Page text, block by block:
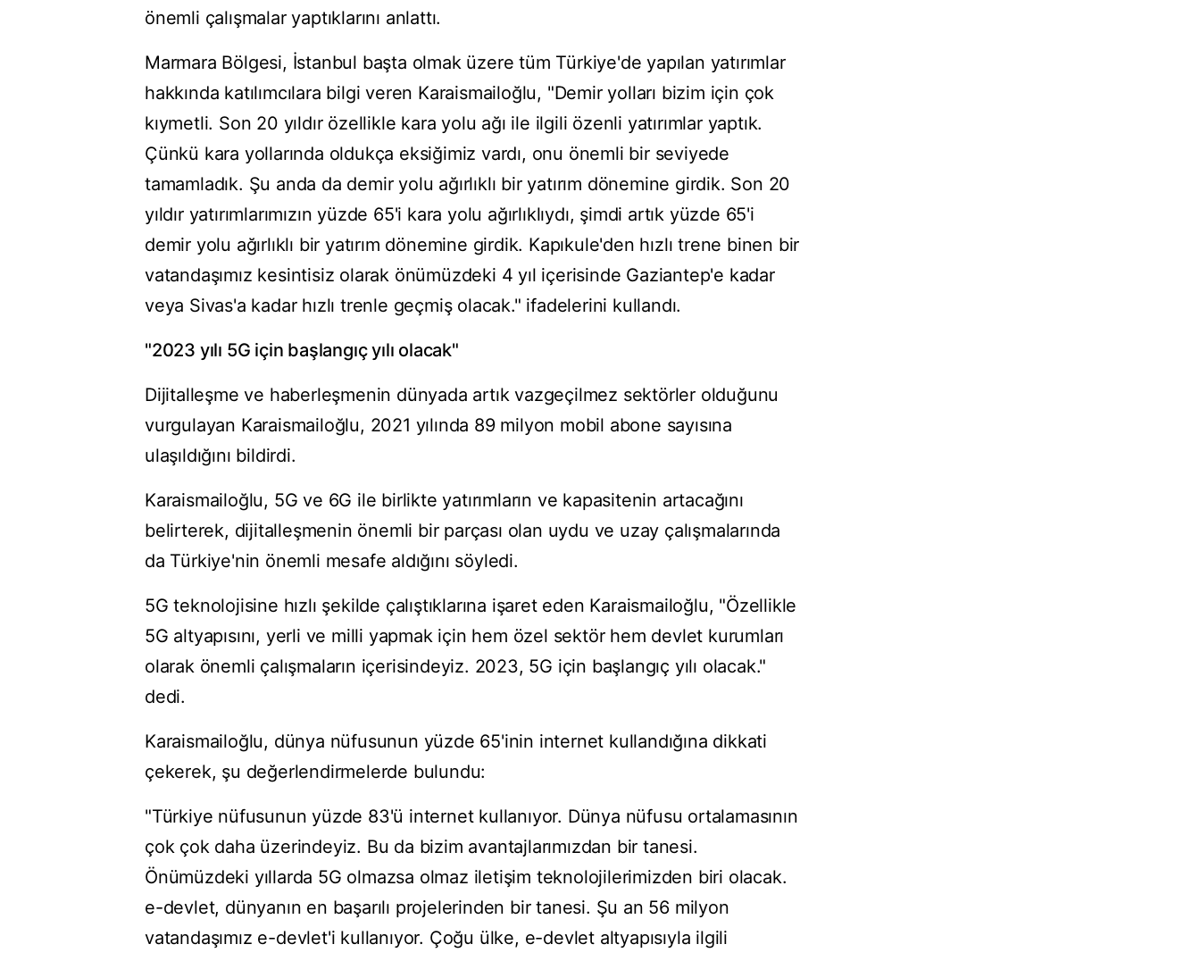
önemli çalışmalar yaptıklarını anlattı.
Marmara Bölgesi, İstanbul başta olmak üzere tüm Türkiye'de yapılan yatırımlar
hakkında katılımcılara bilgi veren Karaismailoğlu, "Demir yolları bizim için çok
kıymetli. Son 20 yıldır özellikle kara yolu ağı ile ilgili özenli yatırımlar yaptık.
Çünkü kara yollarında oldukça eksiğimiz vardı, onu önemli bir seviyede
tamamladık. Şu anda da demir yolu ağırlıklı bir yatırım dönemine girdik. Son 20
yıldır yatırımlarımızın yüzde 65'i kara yolu ağırlıklıydı, şimdi artık yüzde 65'i
demir yolu ağırlıklı bir yatırım dönemine girdik. Kapıkule'den hızlı trene binen bir
vatandaşımız kesintisiz olarak önümüzdeki 4 yıl içerisinde Gaziantep'e kadar
veya Sivas'a kadar hızlı trenle geçmiş olacak." ifadelerini kullandı.
"2023 yılı 5G için başlangıç yılı olacak"
Dijitalleşme ve haberleşmenin dünyada artık vazgeçilmez sektörler olduğunu
vurgulayan Karaismailoğlu, 2021 yılında 89 milyon mobil abone sayısına
ulaşıldığını bildirdi.
Karaismailoğlu, 5G ve 6G ile birlikte yatırımların ve kapasitenin artacağını
belirterek, dijitalleşmenin önemli bir parçası olan uydu ve uzay çalışmalarında
da Türkiye'nin önemli mesafe aldığını söyledi.
5G teknolojisine hızlı şekilde çalıştıklarına işaret eden Karaismailoğlu, "Özellikle
5G altyapısını, yerli ve milli yapmak için hem özel sektör hem devlet kurumları
olarak önemli çalışmaların içerisindeyiz. 2023, 5G için başlangıç yılı olacak."
dedi.
Karaismailoğlu, dünya nüfusunun yüzde 65'inin internet kullandığına dikkati
çekerek, şu değerlendirmelerde bulundu:
"Türkiye nüfusunun yüzde 83'ü internet kullanıyor. Dünya nüfusu ortalamasının
çok çok daha üzerindeyiz. Bu da bizim avantajlarımızdan bir tanesi.
Önümüzdeki yıllarda 5G olmazsa olmaz iletişim teknolojilerimizden biri olacak.
e-devlet, dünyanın en başarılı projelerinden bir tanesi. Şu an 56 milyon
vatandaşımız e-devlet'i kullanıyor. Çoğu ülke, e-devlet altyapısıyla ilgili